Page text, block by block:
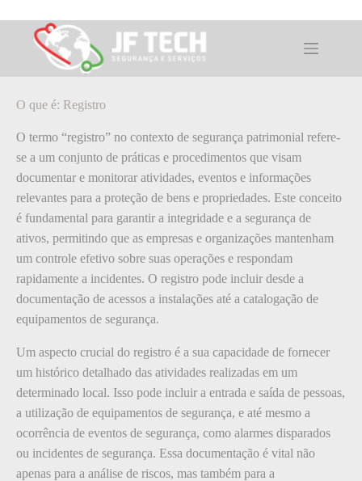
para
conteúdoO que é: Registro
O que é: Registro
O termo “registro” no contexto de segurança patrimonial refere-
se a um conjunto de práticas e procedimentos que visam
documentar e monitorar atividades, eventos e informações
relevantes para a proteção de bens e propriedades. Este conceito
é fundamental para garantir a integridade e a segurança de
ativos, permitindo que as empresas e organizações mantenham
um controle efetivo sobre suas operações e respondam
rapidamente a incidentes. O registro pode incluir desde a
documentação de acessos a instalações até a catalogação de
equipamentos de segurança.
Um aspecto crucial do registro é a sua capacidade de fornecer
um histórico detalhado das atividades realizadas em um
determinado local. Isso pode incluir a entrada e saída de pessoas,
a utilização de equipamentos de segurança, e até mesmo a
ocorrência de eventos de segurança, como alarmes disparados
ou incidentes de segurança. Essa documentação é vital não
apenas para a análise de riscos, mas também para a